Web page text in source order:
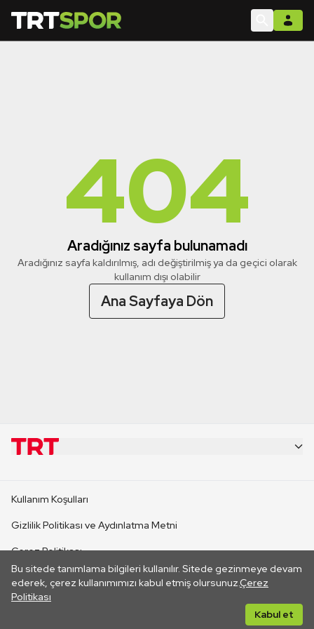
404
Aradığınız sayfa bulunamadı
Aradığınız sayfa kaldırılmış, adı değiştirilmiş ya da geçici olarak
kullanım dışı olabilir
Ana Sayfaya Dön
Bu sitede tanımlama bilgileri kullanılır. Sitede gezinmeye devam
ederek, çerez kullanımımızı kabul etmiş olursunuz.Çerez
Politikası
Kabul et
CANLI YAYINLAR
Kullanım Koşulları
Gizlilik Politikası ve Aydınlatma Metni
Çerez Politikası
İletişim
Her hakkı saklıdır. ©2026 TRT. Bağlantı yoluyla gidilen dış